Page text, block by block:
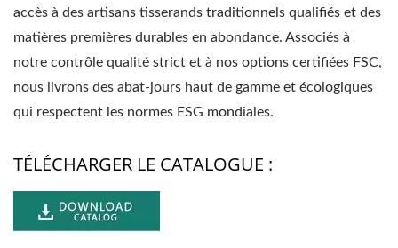
accès à des artisans tisserands traditionnels qualifiés et des
matières premières durables en abondance. Associés à
notre contrôle qualité strict et à nos options certifiées FSC,
nous livrons des abat-jours haut de gamme et écologiques
qui respectent les normes ESG mondiales.
TÉLÉCHARGER LE CATALOGUE :